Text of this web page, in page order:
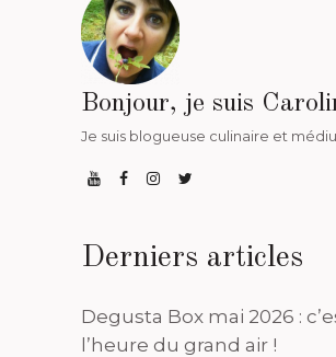
Bonjour, je suis
Je suis blogueuse culinaire et
Derniers articles
Degusta Box mai 2026 :
l’heure du grand air !